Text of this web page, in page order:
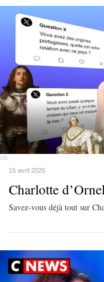
DR
15 avril 2025
Charlotte
Savez-vous déjà tout sur